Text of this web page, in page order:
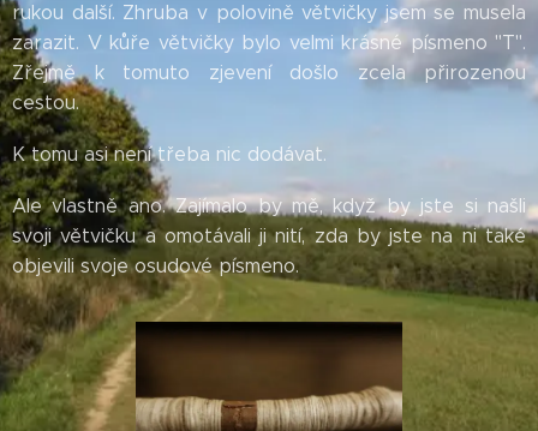
rukou další. Zhruba v polovině větvičky jsem se musela
zarazit. V kůře větvičky bylo velmi krásné písmeno "T".
Zřejmě k tomuto zjevení došlo zcela přirozenou
cestou.
K tomu asi není třeba nic dodávat.
Ale vlastně ano. Zajímalo by mě, když by jste si našli
svoji větvičku a omotávali ji nití, zda by jste na ni také
objevili svoje osudové písmeno.